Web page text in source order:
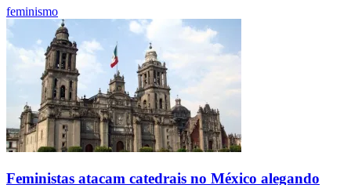
feminismo
Feministas atacam catedrais no México alegando